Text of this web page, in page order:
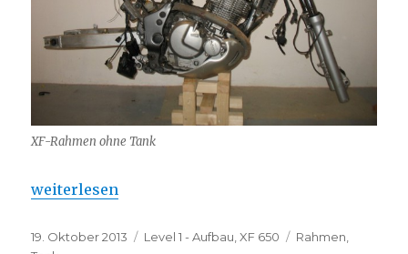
XF-Rahmen ohne Tank
„Tankprobleme!“
weiterlesen
Veröffentlicht
19. Oktober 2013 Kategorien
Level 1 - Aufbau,XF 650 Schlagwörter
Rahmen,